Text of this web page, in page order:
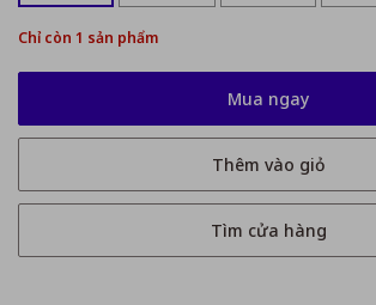
Chỉ còn 1 sản phẩm
Mua ngay
Thêm vào giỏ
Tìm cửa hàng